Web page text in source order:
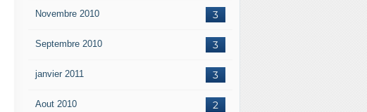
3
Novembre 2010
3
Septembre 2010
3
janvier 2011
2
Aout 2010